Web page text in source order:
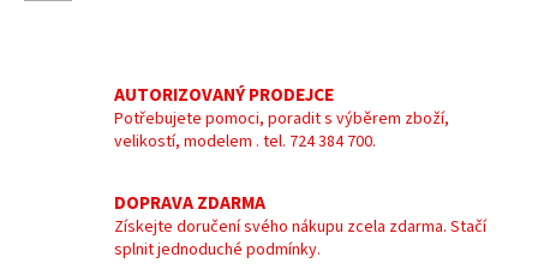
AUTORIZOVANÝ PRODEJCE
Potřebujete pomoci, poradit s výběrem zboží,
velikostí, modelem . tel. 724 384 700.
DOPRAVA ZDARMA
Získejte doručení svého nákupu zcela zdarma. Stačí
splnit jednoduché podmínky.